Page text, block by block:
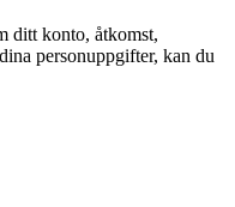
ditt konto, åtkomst,
personuppgifter, kan du